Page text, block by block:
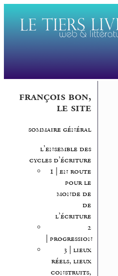
françois bon,
le site
sommaire général
l’ensemble des
cycles d’écriture
1 | en route
pour le
monde de
de
l’écriture
2
| progression
3 | lieux
réels, lieux
construits,